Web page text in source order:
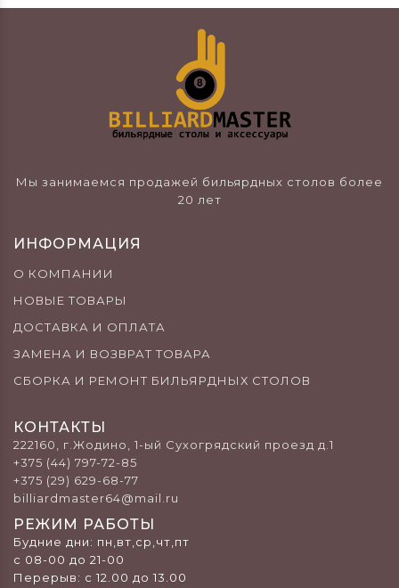
Мы занимаемся продажей бильярдных столов более
20 лет
ИНФОРМАЦИЯ
О КОМПАНИИ
НОВЫЕ ТОВАРЫ
ДОСТАВКА И ОПЛАТА
ЗАМЕНА И ВОЗВРАТ ТОВАРА
СБОРКА И РЕМОНТ БИЛЬЯРДНЫХ СТОЛОВ
КОНТАКТЫ
222160, г.Жодино, 1-ый Сухогрядский проезд д.1
+375 (44) 797-72-85
+375 (29) 629-68-77
billiardmaster64@mail.ru
РЕЖИМ РАБОТЫ
Будние дни: пн,вт,ср,чт,пт
с 08-00 до 21-00
Перерыв: c 12.00 до 13.00